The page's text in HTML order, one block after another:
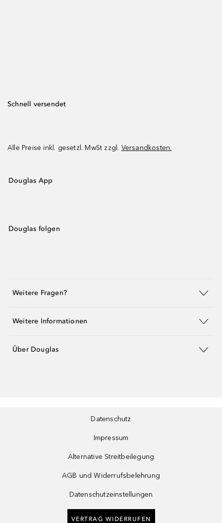
Schnell versendet
Alle Preise inkl. gesetzl. MwSt zzgl. Versandkosten.
Douglas App
Douglas folgen
Weitere Fragen?
Weitere Informationen
Über Douglas
Datenschutz
Impressum
Alternative Streitbeilegung
AGB und Widerrufsbelehrung
Datenschutzeinstellungen
VERTRAG WIDERRUFEN